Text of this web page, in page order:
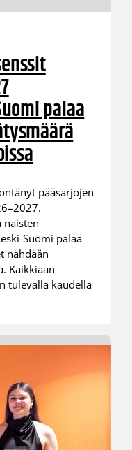
palaa
pääsarjojen
naisten
Suomi palaa
nähdään
Kaikkiaan
tulevalla kaudella